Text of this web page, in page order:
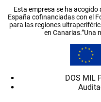
Esta empresa se ha acogido
España cofinanciadas con el
para las regiones
en Canarias.”Una
DOS MIL